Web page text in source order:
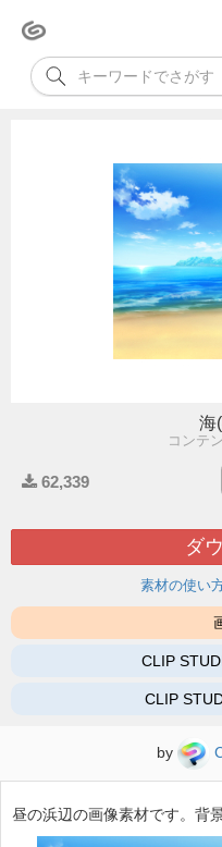
海
コンテ
62,339
ダ
素材の使い
CLIP
CLIP
by
昼の浜辺の画像素材です。背